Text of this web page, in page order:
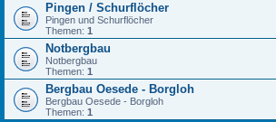
Pingen / Schurflöcher
Pingen und Schurflöcher
Themen: 1
Notbergbau
Notbergbau
Themen: 1
Bergbau Oesede - Borgloh
Bergbau Oesede - Borgloh
Themen: 1